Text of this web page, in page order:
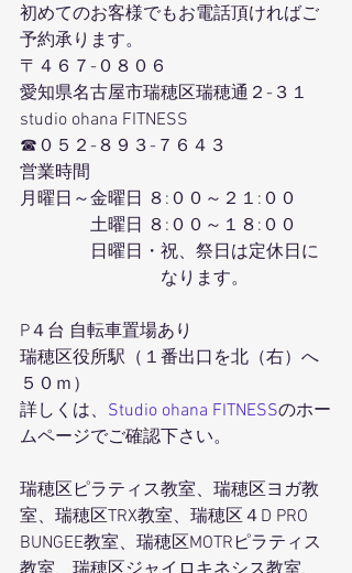
初めてのお客様でもお電話頂ければご
予約承ります。
〒４６７-０８０６
愛知県名古屋市瑞穂区瑞穂通２-３１
studio ohana FITNESS
☎０５２-８９３-７６４３
営業時間
月曜日～金曜日 ８:００～２１:００
土曜日 ８:００～１８:００
日曜日・祝、祭日は定休日に
なります。
P４台 自転車置場あり
瑞穂区役所駅（１番出口を北（右）へ
５０ｍ）
詳しくは、 Studio ohana FITNESSのホー
ムページでご確認下さい。
瑞穂区ピラティス教室、瑞穂区ヨガ教
室、瑞穂区TRX教室、瑞穂区４D PRO
BUNGEE教室、瑞穂区MOTRピラティス